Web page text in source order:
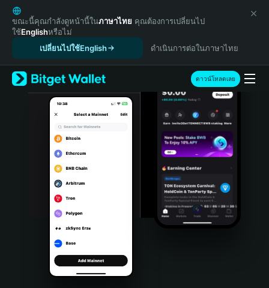
English
日本語
Tiếng Việt
Español (Latinoamérica)
Türkçe
Italiano
Português (Portugal)
Bahasa Indonesia
Português (Brasil)
Español (Argentina)
ขณะนี้คุณกำลังดูหน้านี้ในภาษาไทย คุณต้องการเปลี่ยนไป
ใช้Englishหรือไม่
เปลี่ยนไปใช้English
ดำเนินการต่อในภาษาไทย
ดาวน์โหลดเลย